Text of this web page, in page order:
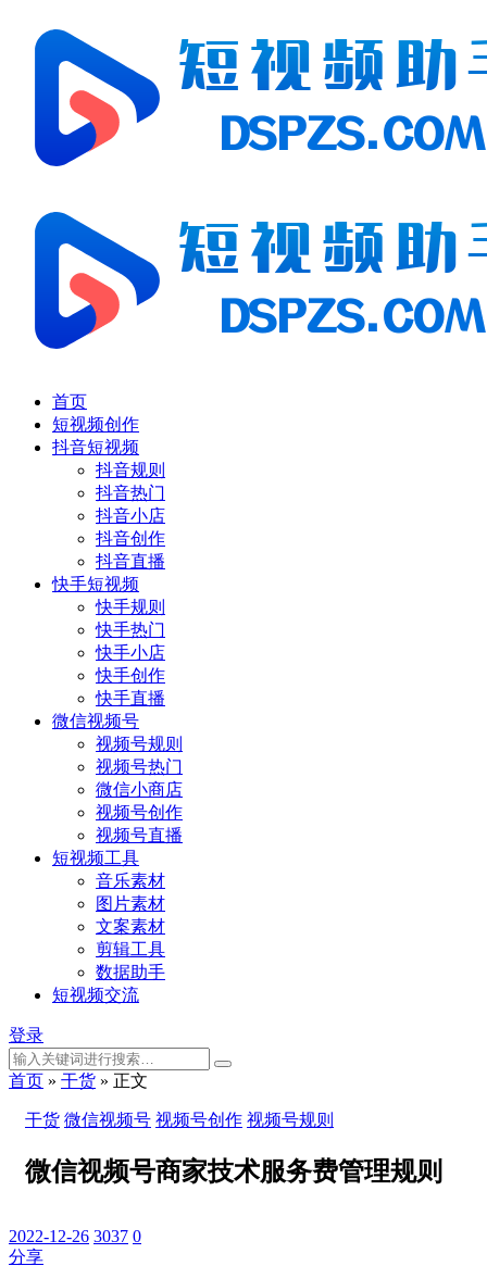
首页
短视频创作
抖音短视频
抖音规则
抖音热门
抖音小店
抖音创作
抖音直播
快手短视频
快手规则
快手热门
快手小店
快手创作
快手直播
微信视频号
视频号规则
视频号热门
微信小商店
视频号创作
视频号直播
短视频工具
音乐素材
图片素材
文案素材
剪辑工具
数据助手
短视频交流
登录
首页 » 干货 » 正文
干货 微信视频号 视频号创作 视频号规则
微信视频号商家技术服务费管理规则
2022-12-26 3037 0
分享